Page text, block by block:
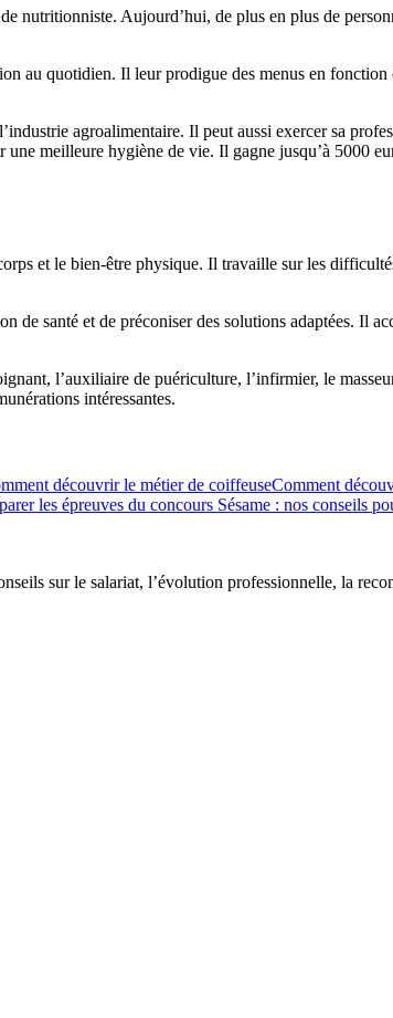
nutritionniste. Aujourd’hui, de plus en plus de
au quotidien. Il leur prodigue des menus en
agroalimentaire. Il peut aussi exercer sa
meilleure hygiène de vie. Il gagne jusqu’à 5000
et le bien-être physique. Il travaille sur les
de santé et de préconiser des solutions adaptées. Il
l’auxiliaire de puériculture, l’infirmier, le
intéressantes.
Comment
les épreuves du concours Sésame : nos conseils
sur le salariat, l’évolution professionnelle, la